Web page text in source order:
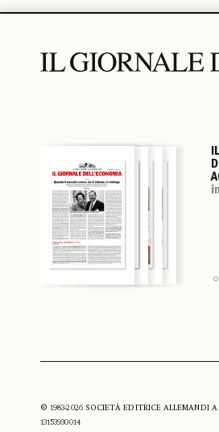
© 1983-2026 SOCIETÀ EDITRICE ALLEMANDI
13153930014